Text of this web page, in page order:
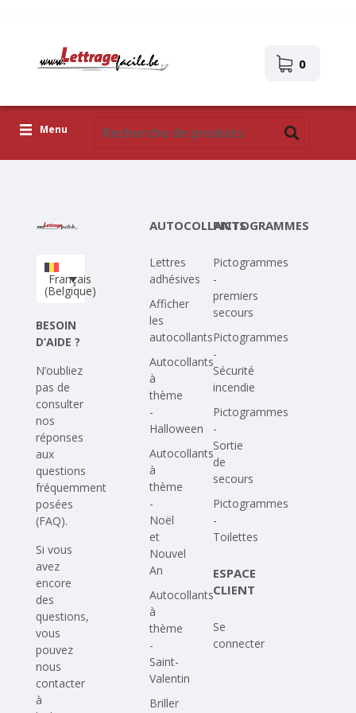
0
Menu
Téléchargez votre propre conception
Corona Covid-19
Français
(Belgique)
BESOIN
D’AIDE ?
N’oubliez
pas de
consulter
nos
réponses
aux
questions
fréquemment
posées
(FAQ).
Si vous
avez
encore
des
questions,
vous
pouvez
nous
contacter
à
AUTOCOLLANTS
Lettres
adhésives
Afficher
les
autocollants
Autocollants
à
thème
-
Halloween
Autocollants
à
thème
-
Noël
et
Nouvel
An
Autocollants
à
thème
-
Saint-
Valentin
Briller
PICTOGRAMMES
Pictogrammes
-
premiers
secours
Pictogrammes
-
Sécurité
incendie
Pictogrammes
-
Sortie
de
secours
Pictogrammes
-
Toilettes
ESPACE
CLIENT
Se
connecter